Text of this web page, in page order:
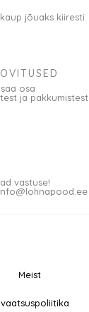
jõuaks kiiresti
osa
ja pakkumistest
vastuse!
Meist